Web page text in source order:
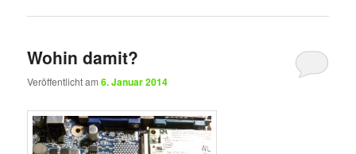
Wohin damit?
Veröffentlicht am6. Januar 2014